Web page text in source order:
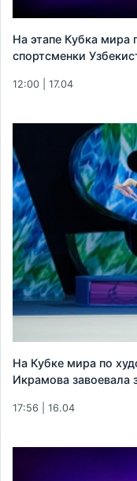
На этапе Кубка мира
спортсменки
12:00 | 17.04
На Кубке мира по
Икрамова завоевала
17:56 | 16.04